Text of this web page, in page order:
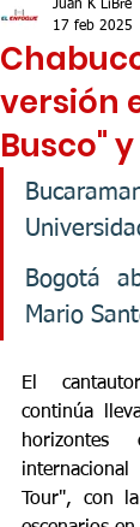
versión
Busco"
Juan K LiBre
17 feb 2025
Bogotá
Mario
El
continúa
Tour", con